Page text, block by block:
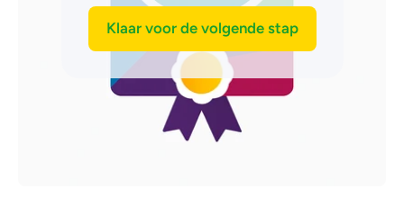
Klaar voor de volgende stap